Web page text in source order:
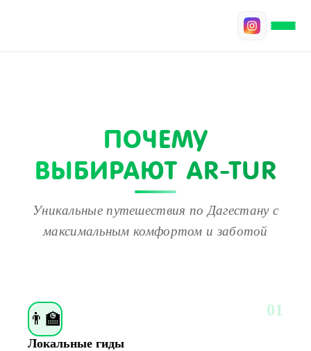
ПОЧЕМУ
ВЫБИРАЮТ AR-TUR
Уникальные путешествия по Дагестану с
максимальным комфортом и заботой
👨‍🏫 01
Локальные гиды